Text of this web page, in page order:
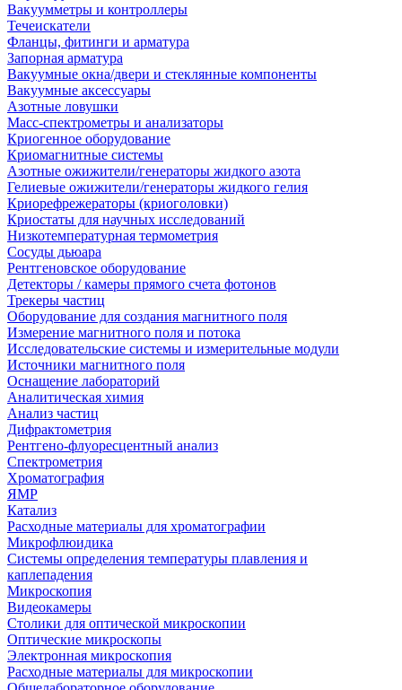
Вакуумметры и контроллеры
Течеискатели
Фланцы, фитинги и арматура
Запорная арматура
Вакуумные окна/двери и стеклянные компоненты
Вакуумные аксессуары
Азотные ловушки
Масс-спектрометры и анализаторы
Криогенное оборудование
Криомагнитные системы
Азотные ожижители/генераторы жидкого азота
Гелиевые ожижители/генераторы жидкого гелия
Криорефрежераторы (криоголовки)
Криостаты для научных исследований
Низкотемпературная термометрия
Сосуды дьюара
Рентгеновское оборудование
Детекторы / камеры прямого счета фотонов
Трекеры частиц
Оборудование для создания магнитного поля
Измерение магнитного поля и потока
Исследовательские системы и измерительные модули
Источники магнитного поля
Оснащение лабораторий
Аналитическая химия
Анализ частиц
Дифрактометрия
Рентгено-флуоресцентный анализ
Спектрометрия
Хроматография
ЯМР
Катализ
Расходные материалы для хроматографии
Микрофлюидика
Системы определения температуры плавления и
каплепадения
Микроскопия
Видеокамеры
Столики для оптической микроскопии
Оптические микроскопы
Электронная микроскопия
Расходные материалы для микроскопии